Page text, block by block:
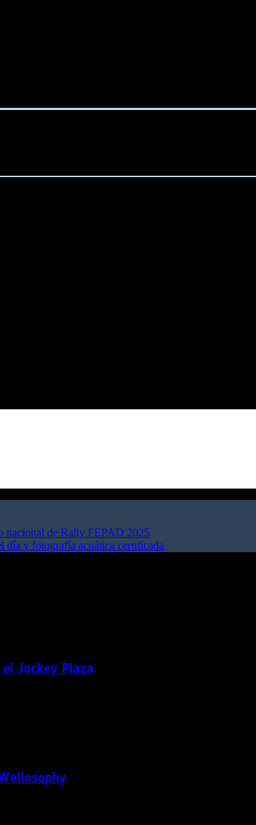
nacional de Rally FEPAD 2025
día y fotografía acuática certificada
Jockey Plaza